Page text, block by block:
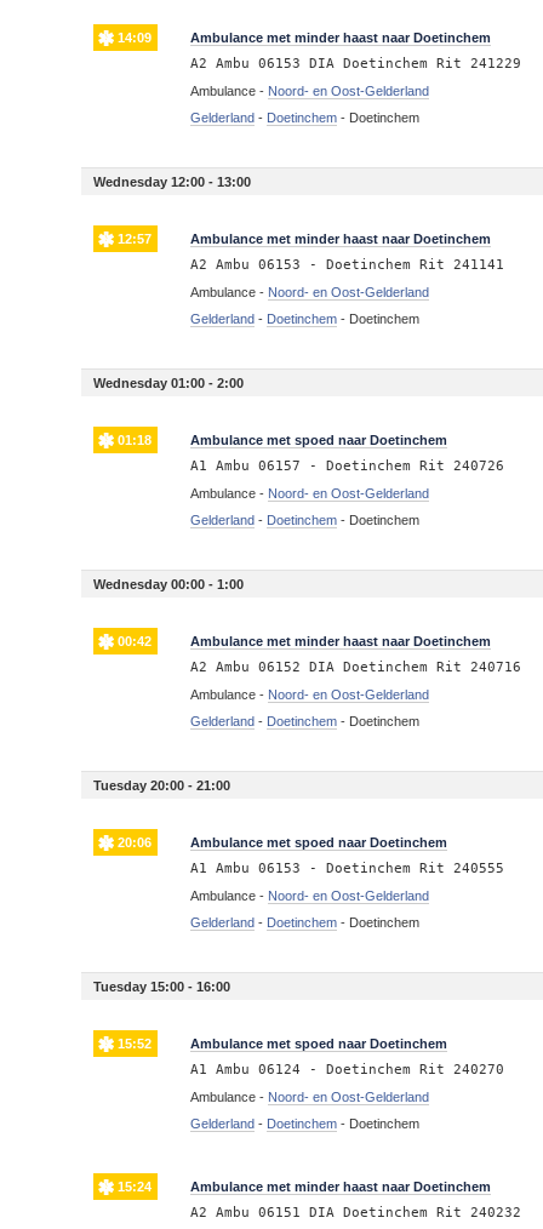
14:09 Ambulance met minder haast naar Doetinchem
A2 Ambu 06153 DIA Doetinchem Rit 241229
Ambulance - Noord- en Oost-Gelderland
Gelderland - Doetinchem - Doetinchem
Wednesday 12:00 - 13:00
12:57 Ambulance met minder haast naar Doetinchem
A2 Ambu 06153 - Doetinchem Rit 241141
Ambulance - Noord- en Oost-Gelderland
Gelderland - Doetinchem - Doetinchem
Wednesday 01:00 - 2:00
01:18 Ambulance met spoed naar Doetinchem
A1 Ambu 06157 - Doetinchem Rit 240726
Ambulance - Noord- en Oost-Gelderland
Gelderland - Doetinchem - Doetinchem
Wednesday 00:00 - 1:00
00:42 Ambulance met minder haast naar Doetinchem
A2 Ambu 06152 DIA Doetinchem Rit 240716
Ambulance - Noord- en Oost-Gelderland
Gelderland - Doetinchem - Doetinchem
Tuesday 20:00 - 21:00
20:06 Ambulance met spoed naar Doetinchem
A1 Ambu 06153 - Doetinchem Rit 240555
Ambulance - Noord- en Oost-Gelderland
Gelderland - Doetinchem - Doetinchem
Tuesday 15:00 - 16:00
15:52 Ambulance met spoed naar Doetinchem
A1 Ambu 06124 - Doetinchem Rit 240270
Ambulance - Noord- en Oost-Gelderland
Gelderland - Doetinchem - Doetinchem
15:24 Ambulance met minder haast naar Doetinchem
A2 Ambu 06151 DIA Doetinchem Rit 240232